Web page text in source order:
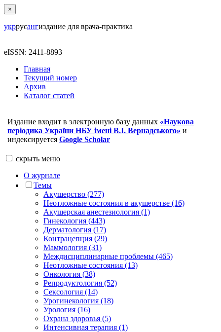
×
укррусангиздание для врача-практика
eISSN: 2411-8893
Главная
Текущий номер
Архив
Каталог статей
Издание входит в электронную базу данных «Наукова
періодика України НБУ імені В.І. Вернадського» и
индексируется Google Scholar
скрыть меню
О журнале
Темы
Акушерство (277)
Неотложные состояния в акушерстве (16)
Акушерская анестезиология (1)
Гинекология (443)
Дерматология (17)
Контрацепция (29)
Маммология (31)
Междисциплинарные проблемы (465)
Неотложные состояния (13)
Онкология (38)
Репродуктология (52)
Сексология (14)
Урогинекология (18)
Урология (16)
Охрана здоровья (5)
Интенсивная терапия (1)